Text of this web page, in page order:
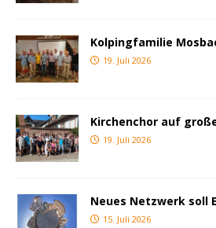
Kolpingfamilie
19. Juli 2026
Kirchenchor auf
19. Juli 2026
Neues Netzwerk soll
15. Juli 2026